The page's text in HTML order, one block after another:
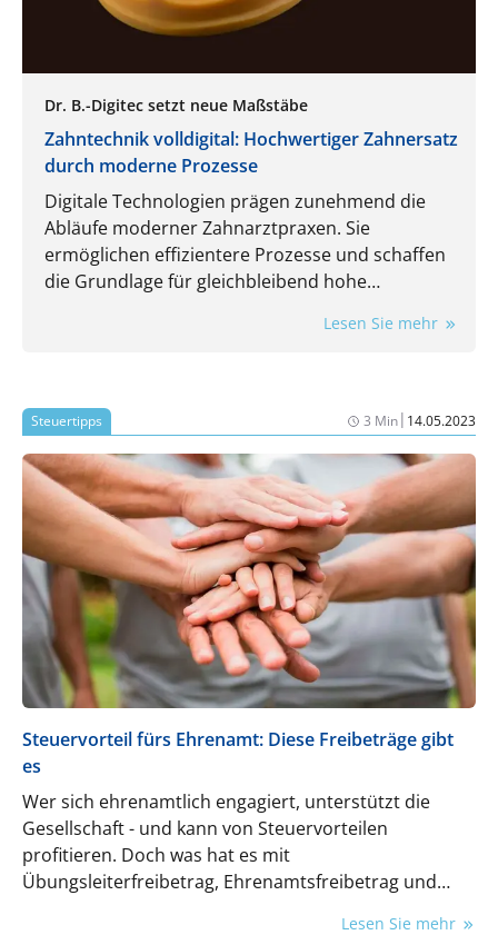
Dr. B.-Digitec setzt neue Maßstäbe
Zahntechnik volldigital: Hochwertiger Zahnersatz
durch moderne Prozesse
Digitale Technologien prägen zunehmend die
Abläufe moderner Zahnarztpraxen. Sie
ermöglichen effizientere Prozesse und schaffen
die Grundlage für gleichbleibend hohe
Zahnersatzlösungen. Von der Datenerfassung
Teleskopversorgungen mit Dr. B.-Digitec als
zuverlässigem Partner künftig vollständig digital
kommuniziert, mittels CAD/CAM und 3D-Druck
nach internationalen Standards gefertigt und
schnell sowie kosteneffizient an die Patient:innen
geliefert. Zahntechnik wird so zu einem digitalen
Ökosystem, das präzise, reproduzierbare und
skalierbare Lösungen effizient und modern
umsetzt.
Lesen Sie mehr
Steuertipps 3 Min| 14.05.2023
Steuervorteil fürs Ehrenamt: Diese Freibeträge gibt
es
Wer sich ehrenamtlich engagiert, unterstützt die
Gesellschaft - und kann von Steuervorteilen
profitieren. Doch was hat es mit
Übungsleiterfreibetrag, Ehrenamtsfreibetrag und
Lesen Sie mehr